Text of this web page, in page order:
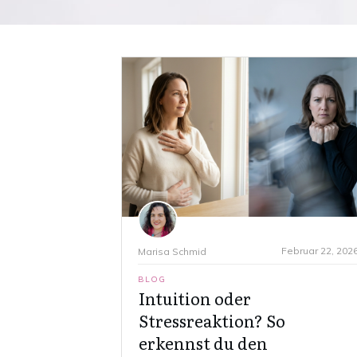
Marisa Schmid Februar 22,
BLOG
Intuition oder
Stressreaktion? So
erkennst du den